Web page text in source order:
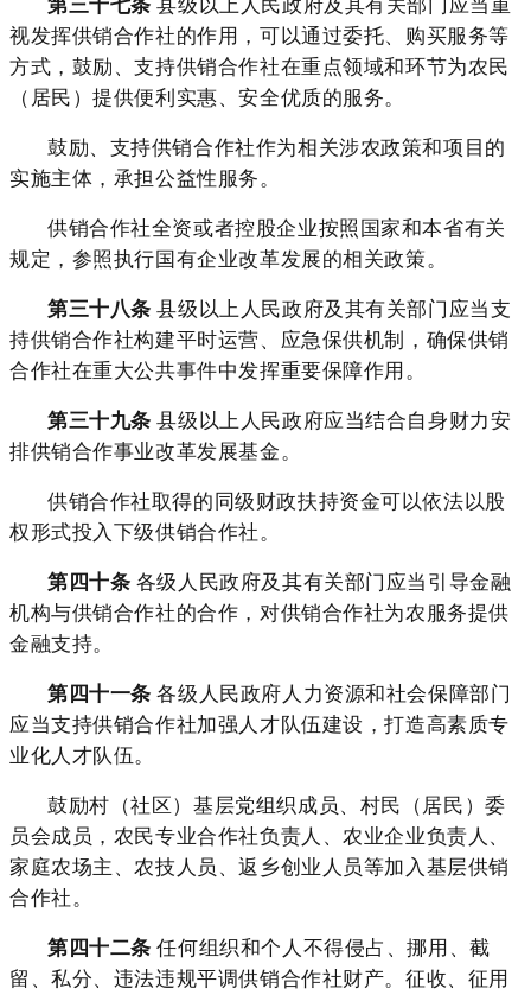
视发挥供销合作社的作用，可以通过委托、购买服务等
方式，鼓励、支持供销合作社在重点领域和环节为农民
（居民）提供便利实惠、安全优质的服务。
鼓励、支持供销合作社作为相关涉农政策和项目的
实施主体，承担公益性服务。
供销合作社全资或者控股企业按照国家和本省有关
规定，参照执行国有企业改革发展的相关政策。
第三十八条 县级以上人民政府及其有关部门应当支
持供销合作社构建平时运营、应急保供机制，确保供销
合作社在重大公共事件中发挥重要保障作用。
第三十九条 县级以上人民政府应当结合自身财力安
排供销合作事业改革发展基金。
供销合作社取得的同级财政扶持资金可以依法以股
权形式投入下级供销合作社。
第四十条 各级人民政府及其有关部门应当引导金融
机构与供销合作社的合作，对供销合作社为农服务提供
金融支持。
第四十一条 各级人民政府人力资源和社会保障部门
应当支持供销合作社加强人才队伍建设，打造高素质专
业化人才队伍。
鼓励村（社区）基层党组织成员、村民（居民）委
员会成员，农民专业合作社负责人、农业企业负责人、
家庭农场主、农技人员、返乡创业人员等加入基层供销
合作社。
第四十二条 任何组织和个人不得侵占、挪用、截
留、私分、违法违规平调供销合作社财产。征收、征用